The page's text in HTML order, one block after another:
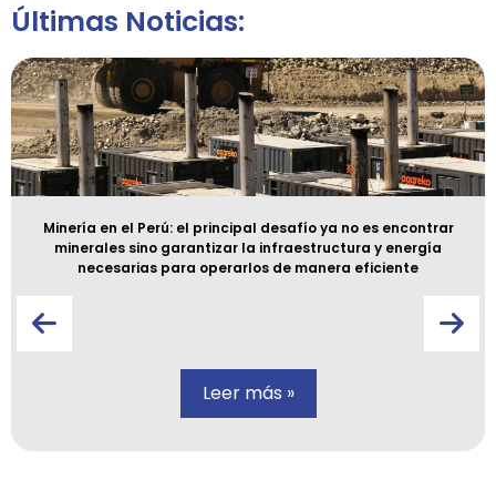
Últimas Noticias:
Minería en el Perú: el principal desafío ya no es encontrar
minerales sino garantizar la infraestructura y energía
necesarias para operarlos de manera eficiente
Leer más »